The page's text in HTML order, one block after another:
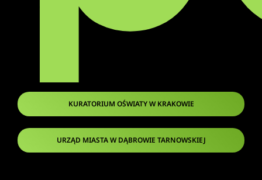
KURATORIUM OŚWIATY W KRAKOWIE
URZĄD MIASTA W DĄBROWIE TARNOWSKIEJ